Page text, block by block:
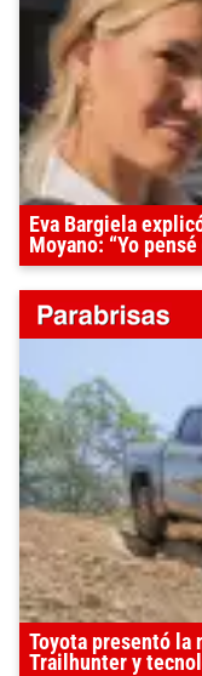
Eva Bargiela
Moyano: “Yo
Toyota presentó la
Trailhunter y